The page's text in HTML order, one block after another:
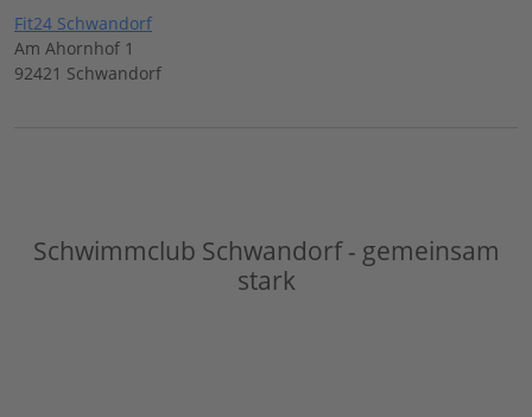
Fit24 Schwandorf
Am Ahornhof 1
92421 Schwandorf
Schwimmclub Schwandorf - gemeinsam
stark